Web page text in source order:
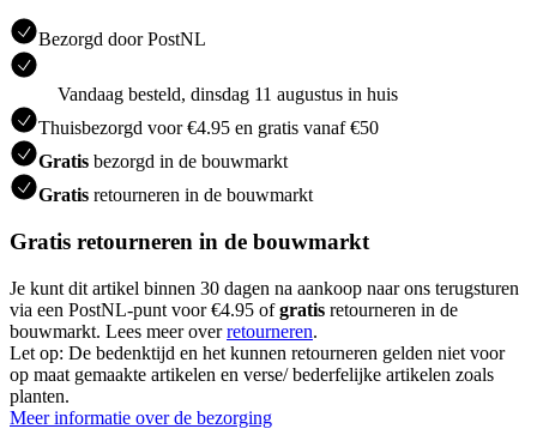
Bezorgd door PostNL
Vandaag besteld, dinsdag 11 augustus in huis
Thuisbezorgd voor €4.95 en gratis vanaf €50
Gratis bezorgd in de bouwmarkt
Gratis retourneren in de bouwmarkt
Gratis retourneren in de bouwmarkt
Je kunt dit artikel binnen 30 dagen na aankoop naar ons terugsturen
via een PostNL-punt voor €4.95 ofgratis retourneren in de
bouwmarkt. Lees meer overretourneren.
Let op: De bedenktijd en het kunnen retourneren gelden niet voor
op maat gemaakte artikelen en verse/ bederfelijke artikelen zoals
planten.
Meer informatie over de bezorging